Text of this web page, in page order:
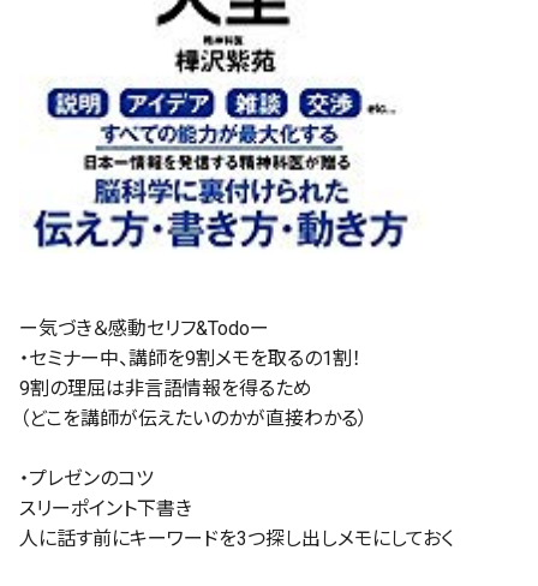
ー気づき＆感動セリフ&Todoー
・セミナー中、講師を9割メモを取るの1割！
9割の理屈は非言語情報を得るため
（どこを講師が伝えたいのかが直接わかる）
・プレゼンのコツ
スリーポイント下書き
人に話す前にキーワードを3つ探し出しメモにしておく